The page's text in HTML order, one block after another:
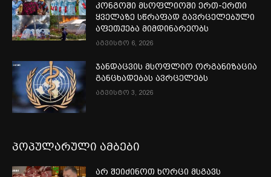
კონგოში მსოფლიოში ერთ-ერთი
ყველაზე სწრაფად გავრცელებული
აფეთქება მიმდინარეობს
აგვისტო 6, 2026
ჯანდაცვის მსოფლიო ორგანიზაცია
განცხადებას ავრცელებს
აგვისტო 3, 2026
პოპულარული ამბები
არ შეიძინოთ ხორცი მსგავს